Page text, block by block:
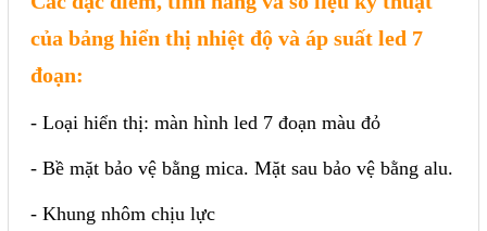
của bảng hiển thị nhiệt độ và áp suất led 7
đoạn:
- Loại hiển thị: màn hình led 7 đoạn màu đỏ
- Bề mặt bảo vệ bằng mica. Mặt sau bảo vệ bằng alu.
- Khung nhôm chịu lực